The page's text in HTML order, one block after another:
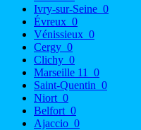
Ivry-sur-Seine 0
Évreux 0
Vénissieux 0
Cergy 0
Clichy 0
Marseille 11
0
Saint-Quentin 0
Niort 0
Belfort 0
Ajaccio 0